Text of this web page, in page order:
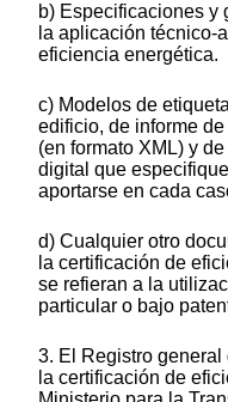
b) Especificaciones y
la aplicación técnico-
eficiencia energética.
c) Modelos de
edificio, de informe
(en formato XML) y
digital que
aportarse en cada
d) Cualquier otro
la certificación de
se refieran a la
particular o bajo
3. El Registro
la certificación de